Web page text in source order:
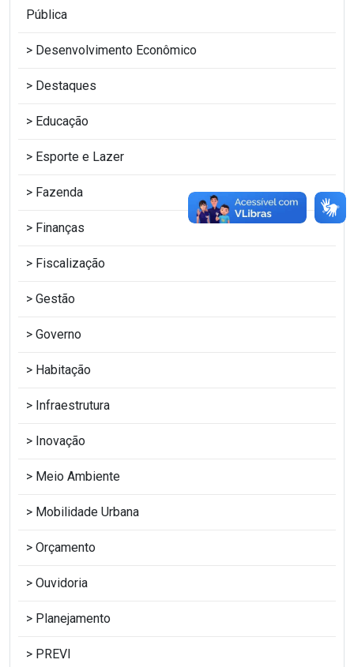
Pública
Desenvolvimento Econômico
Destaques
Educação
Esporte e Lazer
Fazenda
Finanças
Fiscalização
Gestão
Governo
Habitação
Infraestrutura
Inovação
Meio Ambiente
Mobilidade Urbana
Orçamento
Ouvidoria
Planejamento
PREVI